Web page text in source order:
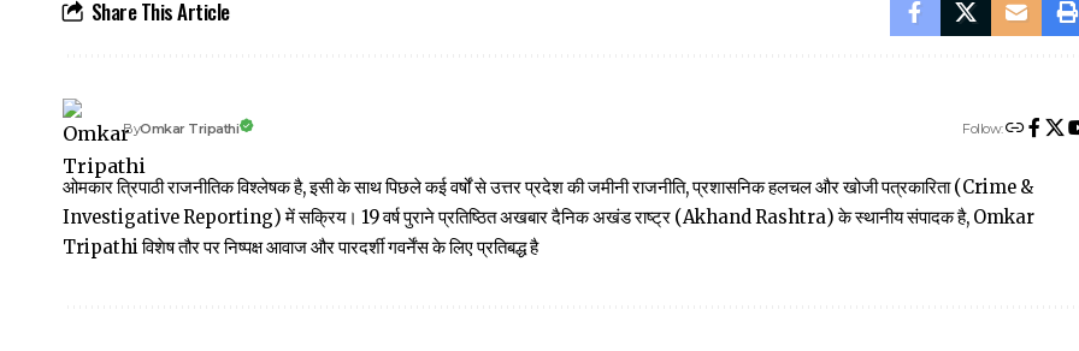
Share This Article
ByOmkar Tripathi Follow:
ओमकार त्रिपाठी राजनीतिक विश्लेषक है, इसी के साथ पिछले कई वर्षों से उत्तर प्रदेश की जमीनी राजनीति, प्रशासनिक हलचल और खोजी पत्रकारिता (Crime &
Investigative Reporting) में सक्रिय। 19 वर्ष पुराने प्रतिष्ठित अखबार दैनिक अखंड राष्ट्र (Akhand Rashtra) के स्थानीय संपादक है, Omkar
Tripathi विशेष तौर पर निष्पक्ष आवाज और पारदर्शी गवर्नेंस के लिए प्रतिबद्ध है